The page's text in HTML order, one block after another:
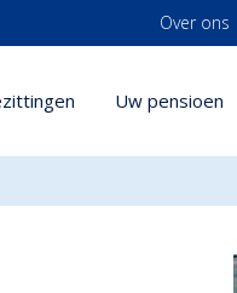
Uw pensioen
Over ons